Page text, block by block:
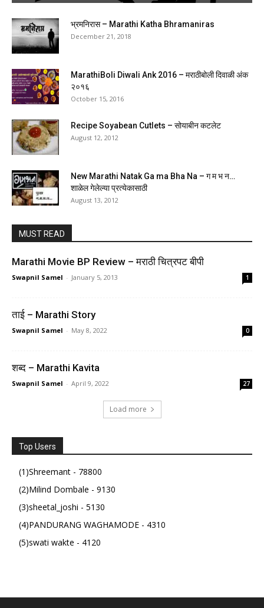
भ्रमनिरास – Marathi Katha Bhramaniras
December 21, 2018
MarathiBoli Diwali Ank 2016 – मराठीबोली दिवाळी अंक
२०१६
October 15, 2016
Recipe Soyabean Cutlets – सोयाबीन कटलेट
August 12, 2012
New Marathi Natak Ga ma Bha Na – ग म भ न…
शाळेल गेलेल्या प्रत्येकासाठी
August 13, 2012
MUST READ
Marathi Movie BP Review – मराठी चित्रपट बीपी
Swapnil Samel - January 5, 2013 1
ताई – Marathi Story
Swapnil Samel - May 8, 2022 0
शब्द – Marathi Kavita
Swapnil Samel - April 9, 2022 27
Load more
Top Users
(1)Shreemant - 78800
(2)Milind Dombale - 9130
(3)sheetal_joshi - 5130
(4)PANDURANG WAGHAMODE - 4310
(5)swati wakte - 4120